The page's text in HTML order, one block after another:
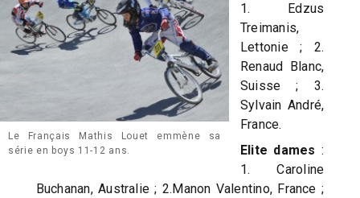
Le Français Mathis Louet emmène sa
série en boys 11-12 ans.
1. Edzus
Treimanis,
Lettonie ; 2.
Renaud Blanc,
Suisse ; 3.
Sylvain André,
France.
Elite dames :
1. Caroline
Buchanan, Australie ; 2.Manon Valentino, France ;